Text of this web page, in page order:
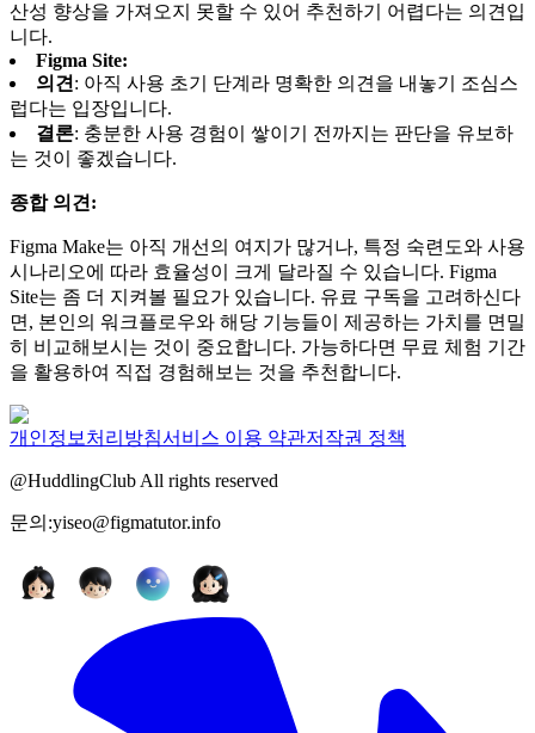
산성 향상을 가져오지 못할 수 있어 추천하기 어렵다는 의견입
니다.
Figma Site:
의견: 아직 사용 초기 단계라 명확한 의견을 내놓기 조심스
럽다는 입장입니다.
결론: 충분한 사용 경험이 쌓이기 전까지는 판단을 유보하
는 것이 좋겠습니다.
종합 의견:
Figma Make는 아직 개선의 여지가 많거나, 특정 숙련도와 사용
시나리오에 따라 효율성이 크게 달라질 수 있습니다. Figma
Site는 좀 더 지켜볼 필요가 있습니다. 유료 구독을 고려하신다
면, 본인의 워크플로우와 해당 기능들이 제공하는 가치를 면밀
히 비교해보시는 것이 중요합니다. 가능하다면 무료 체험 기간
을 활용하여 직접 경험해보는 것을 추천합니다.
개인정보처리방침서비스 이용 약관저작권 정책
@HuddlingClub All rights reserved
문의:yiseo@figmatutor.info